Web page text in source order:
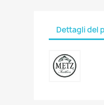
Dettagli del